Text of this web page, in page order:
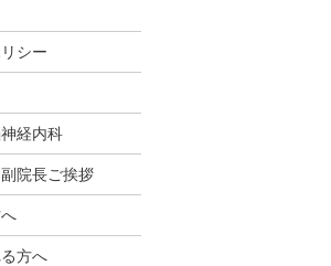
シー
経内科
院長ご挨拶
方へ